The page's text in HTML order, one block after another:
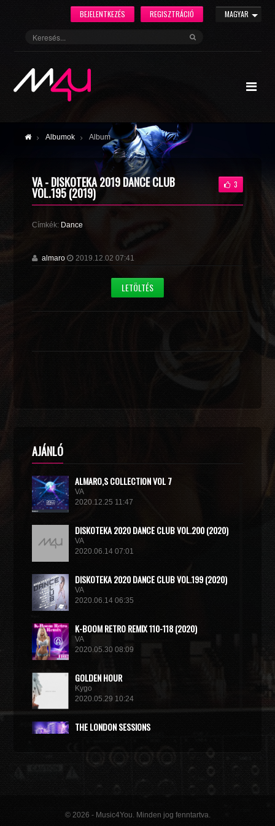
MAGYAR
REGISZTRÁCIÓ
BEJELENTKEZÉS
Albumok Album
VA - DISКОТЕКА 2019 DANCE CLUB
VOL.195 (2019)
3
Címkék: Dance
almaro 2019.12.02 07:41
LETÖLTÉS
AJÁNLÓ
ALMARO,S COLLECTION VOL 7
VA
2020.12.25 11:47
DISКОТЕКА 2020 DANCE CLUB VOL.200 (2020)
VA
2020.06.14 07:01
DISКОТЕКА 2020 DANCE CLUB VOL.199 (2020)
VA
2020.06.14 06:35
K-BOOM RETRO REMIX 110-118 (2020)
VA
2020.05.30 08:09
GOLDEN HOUR
Kygo
2020.05.29 10:24
THE LONDON SESSIONS
© 2026 - Music4You. Minden jog fenntartva.